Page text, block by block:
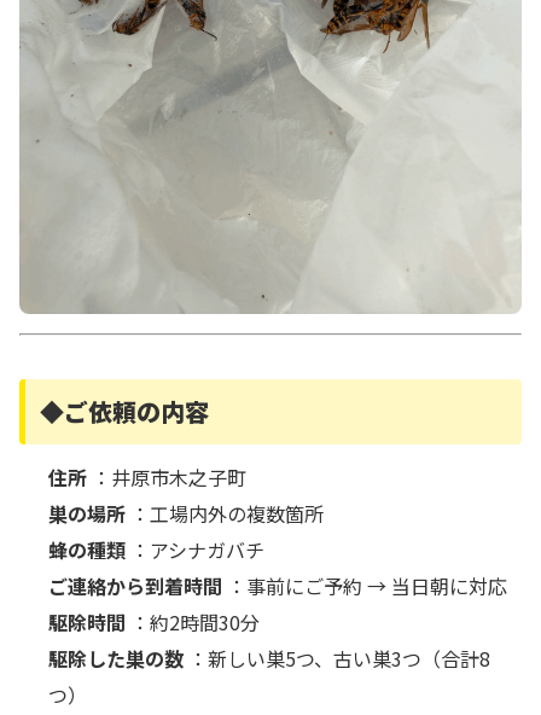
◆ご依頼の内容
住所 ：井原市木之子町
巣の場所 ：工場内外の複数箇所
蜂の種類 ：アシナガバチ
ご連絡から到着時間 ：事前にご予約 → 当日朝に対応
駆除時間 ：約2時間30分
駆除した巣の数 ：新しい巣5つ、古い巣3つ（合計8
つ）